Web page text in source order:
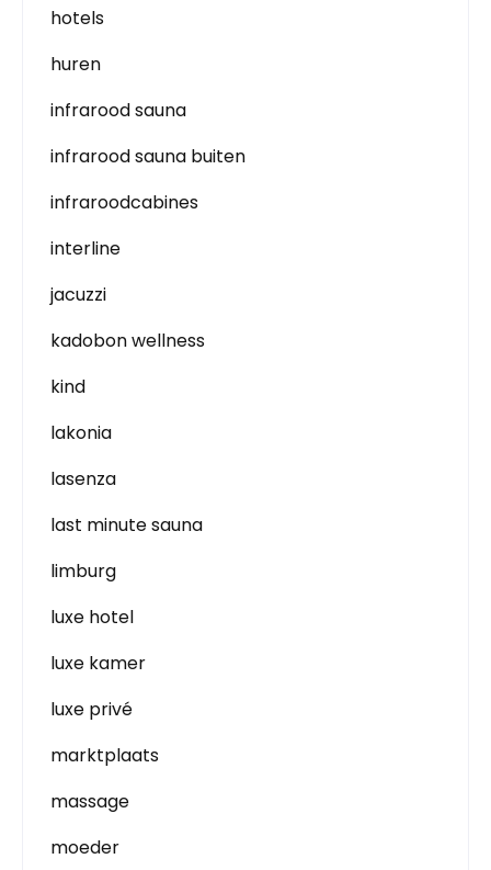
hotels
huren
infrarood sauna
infrarood sauna buiten
infraroodcabines
interline
jacuzzi
kadobon wellness
kind
lakonia
lasenza
last minute sauna
limburg
luxe hotel
luxe kamer
luxe privé
marktplaats
massage
moeder